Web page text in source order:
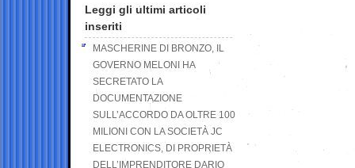
Leggi gli ultimi articoli
inseriti
MASCHERINE DI BRONZO, IL
GOVERNO MELONI HA
SECRETATO LA
DOCUMENTAZIONE
SULL’ACCORDO DA OLTRE 100
MILIONI CON LA SOCIETÀ JC
ELECTRONICS, DI PROPRIETÀ
DELL’IMPRENDITORE DARIO